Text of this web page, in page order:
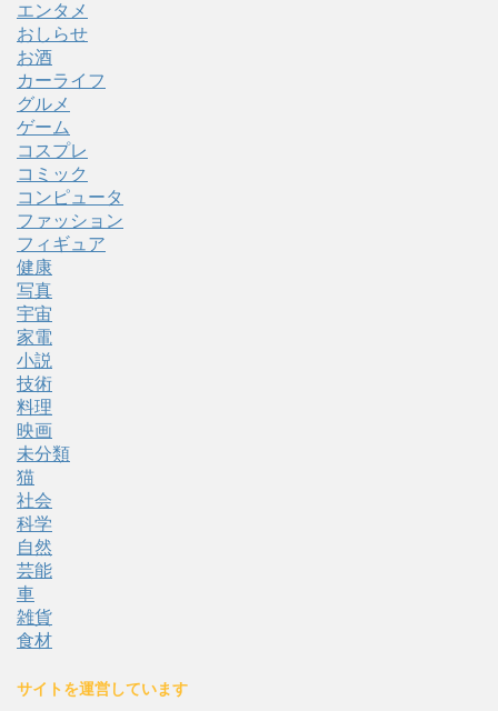
エンタメ
おしらせ
お酒
カーライフ
グルメ
ゲーム
コスプレ
コミック
コンピュータ
ファッション
フィギュア
健康
写真
宇宙
家電
小説
技術
料理
映画
未分類
猫
社会
科学
自然
芸能
車
雑貨
食材
サイトを運営しています